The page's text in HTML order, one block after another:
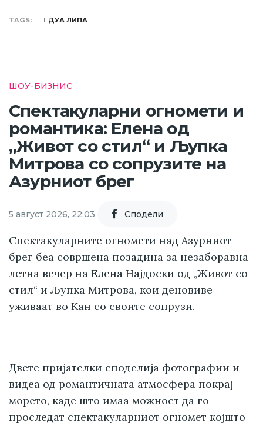
TAGS ДУА ЛИПА
ШОУ-БИЗНИС
Спектакуларни огномети и
романтика: Елена од
„Живот со стил“ и Љупка
Митрова со сопрузите на
Азурниот брег
5 август 2026, 22:03 Cподели
Спектакуларните огномети над Азурниот
брег беа совршена позадина за незаборавна
летна вечер на Елена Најдоски од „Живот со
стил“ и Љупка Митрова, кои деновиве
уживаат во Кан со своите сопрузи.
Двете пријателки споделија фотографии и
видеа од романтичната атмосфера покрај
морето, каде што имаа можност да го
проследат спектакуларниот огномет којшто